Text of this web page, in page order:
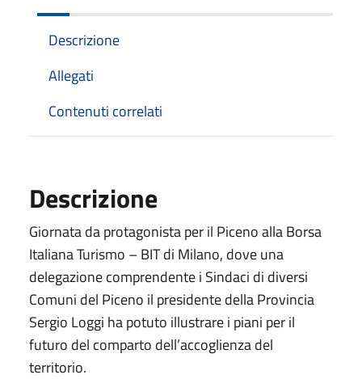
Descrizione
Allegati
Contenuti correlati
Descrizione
Giornata da protagonista per il Piceno alla Borsa
Italiana Turismo – BIT di Milano, dove una
delegazione comprendente i Sindaci di diversi
Comuni del Piceno il presidente della Provincia
Sergio Loggi ha potuto illustrare i piani per il
futuro del comparto dell’accoglienza del
territorio.